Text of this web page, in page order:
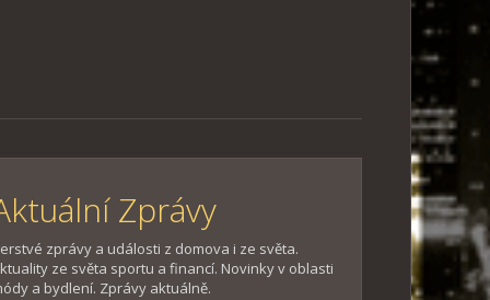
Zprávy
zprávy a události z domova i ze světa.
ze světa sportu a financí. Novinky v oblasti
a bydlení. Zprávy aktuálně.